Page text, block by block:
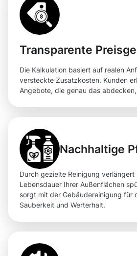
Transparente
Die Kalkulation basiert auf realen
versteckte Zusatzkosten. Kunden
Angebote, die genau das
Nachhaltige
Durch gezielte Reinigung verlängert
Lebensdauer Ihrer Außenflächen
sorgt mit der Gebäudereinigung für
Sauberkeit und Werterhalt.